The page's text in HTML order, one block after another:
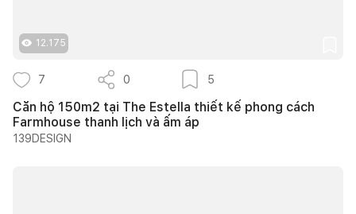
12.175
7 0 5
Căn hộ 150m2 tại The Estella thiết kế phong cách
Farmhouse thanh lịch và ấm áp
139DESIGN